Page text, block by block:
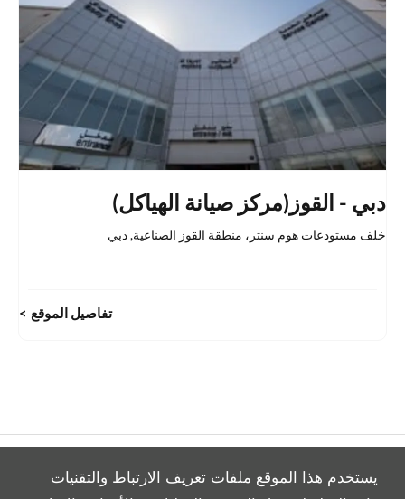
يستخدم هذا الموقع ملفات تعريف الارتباط والتقنيات
دبي - القوز(مركز صيانة الهياكل)
خلف مستودعات هوم سنتر، منطقة القوز الصناعية,دبي
تفاصيل الموقع